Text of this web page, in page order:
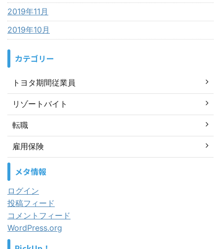
2019年11月
2019年10月
カテゴリー
トヨタ期間従業員
リゾートバイト
転職
雇用保険
メタ情報
ログイン
投稿フィード
コメントフィード
WordPress.org